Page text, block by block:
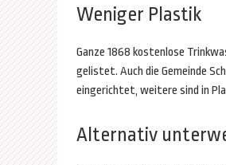
Weniger Plastik
Ganze 1868 kostenlose
gelistet. Auch die Gemeinde
eingerichtet, weitere sind in
Alternativ